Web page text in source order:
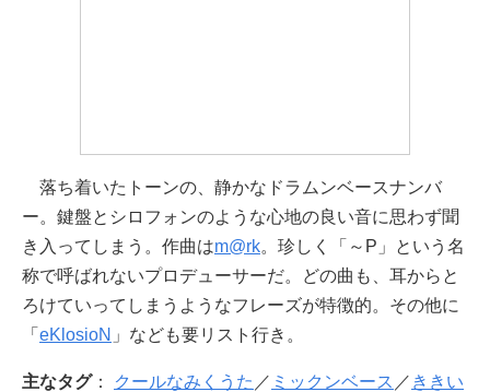
落ち着いたトーンの、静かなドラムンベースナンバ
ー。鍵盤とシロフォンのような心地の良い音に思わず聞
き入ってしまう。作曲はm@rk。珍しく「～P」という名
称で呼ばれないプロデューサーだ。どの曲も、耳からと
ろけていってしまうようなフレーズが特徴的。その他に
「 eKlosioN 」なども要リスト行き。
主なタグ： クールなみくうた ／ ミックンベース ／ ききい